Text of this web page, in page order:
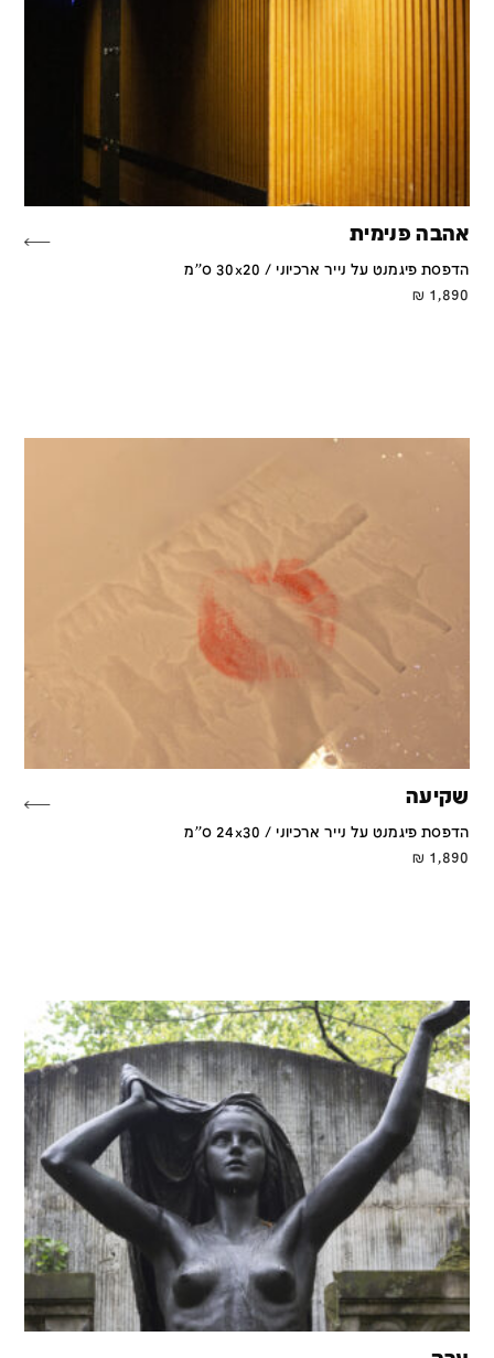
אהבה פנימית
הדפסת פיגמנט על נייר ארכיוני / 30x20 ס''מ
1,890
₪
שקיעה
הדפסת פיגמנט על נייר ארכיוני / 24x30 ס''מ
1,890
₪